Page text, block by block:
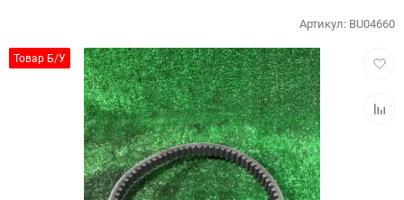
Товар Б/У
Артикул: BU04660